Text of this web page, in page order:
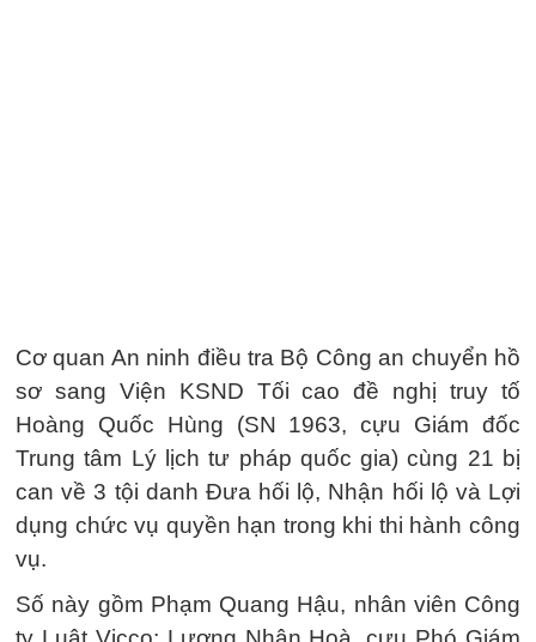
Cơ quan An ninh điều tra Bộ Công an chuyển hồ
sơ sang Viện KSND Tối cao đề nghị truy tố
Hoàng Quốc Hùng (SN 1963, cựu Giám đốc
Trung tâm Lý lịch tư pháp quốc gia) cùng 21 bị
can về 3 tội danh Đưa hối lộ, Nhận hối lộ và Lợi
dụng chức vụ quyền hạn trong khi thi hành công
vụ.
Số này gồm Phạm Quang Hậu, nhân viên Công